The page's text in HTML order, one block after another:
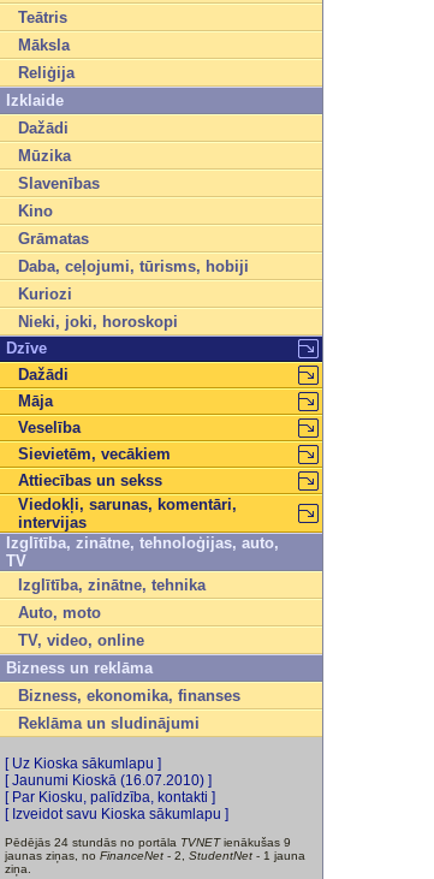
Teātris
Māksla
Reliģija
Izklaide
Dažādi
Mūzika
Slavenības
Kino
Grāmatas
Daba, ceļojumi, tūrisms, hobiji
Kuriozi
Nieki, joki, horoskopi
Dzīve
Dažādi
Māja
Veselība
Sievietēm, vecākiem
Attiecības un sekss
Viedokļi, sarunas, komentāri,
intervijas
Izglītība, zinātne, tehnoloģijas, auto,
TV
Izglītība, zinātne, tehnika
Auto, moto
TV, video, online
Bizness un reklāma
Bizness, ekonomika, finanses
Reklāma un sludinājumi
[ Uz Kioska sākumlapu ]
[ Jaunumi Kioskā (16.07.2010) ]
[ Par Kiosku, palīdzība, kontakti ]
[ Izveidot savu Kioska sākumlapu ]
Pēdējās 24 stundās no portāla TVNETienākušas 9
jaunas ziņas, no FinanceNet - 2, StudentNet - 1 jauna
ziņa.